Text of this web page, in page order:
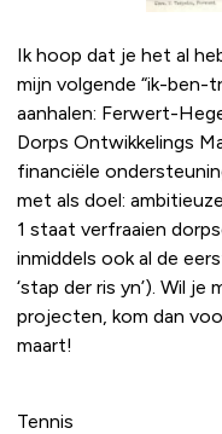
Ik hoop dat je het al
mijn volgende “ik-
aanhalen: Ferwert-
Dorps Ontwikkelings
financiële
met als doel:
1 staat verfraaien
inmiddels ook al de
‘stap der ris yn’). Wil
projecten, kom dan
maart!
Tennis